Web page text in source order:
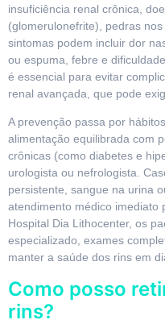
insuficiência renal crônica,
(glomerulonefrite), pedras
sintomas podem incluir dor
ou espuma, febre e
é essencial para evitar
renal avançada, que pode
A prevenção passa por
alimentação equilibrada com
crônicas (como diabetes e
urologista ou nefrologista.
persistente, sangue na urina
atendimento médico imediato
Hospital Dia Lithocenter, os
especializado, exames
manter a saúde dos rins em
Como posso
rins?